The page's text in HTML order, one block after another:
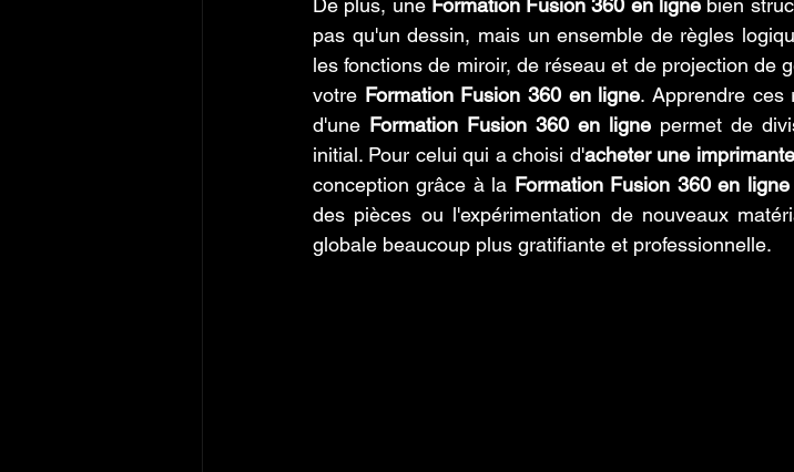
De plus, une Formation Fusion 360 en ligne bien
pas qu'un dessin, mais un ensemble de règles
les fonctions de miroir, de réseau et de projection de
votre Formation Fusion 360 en ligne. Apprendre ces
d'une Formation Fusion 360 en ligne permet de
initial. Pour celui qui a choisi d'acheter une
conception grâce à la Formation Fusion 360 en ligne
des pièces ou l'expérimentation de nouveaux
globale beaucoup plus gratifiante et professionnelle.